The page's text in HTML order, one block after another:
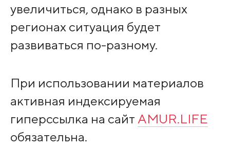
увеличиться, однако в разных
регионах ситуация будет
развиваться по-разному.
При использовании материалов
активная индексируемая
гиперссылка на сайт AMUR.LIFE
обязательна.